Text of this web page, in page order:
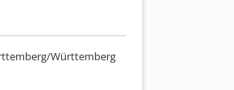
Württemberg